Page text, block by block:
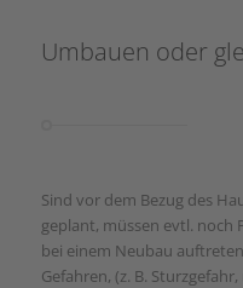
Umbauen oder
Sind vor dem Bezug des
geplant, müssen evtl. noch
bei einem Neubau
Gefahren, (z. B.